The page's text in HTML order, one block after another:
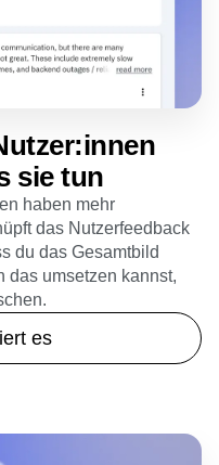
sie tun
haben mehr
das Nutzerfeedback
du das Gesamtbild
das umsetzen kannst,
es